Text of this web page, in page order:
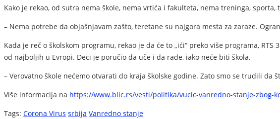
Kako je rekao, od sutra nema škole, nema vrtića i fakulteta, nema treninga, sporta,
– Nema potrebe da objašnjavam zašto, teretane su najgora mesta za zaraze.
Kada je reč o školskom programu, rekao je da će to „ići“ preko više programa,
od najboljih u Evropi. Deci je poručio da uče i da rade, iako neće biti škola.
– Verovatno škole nećemo otvarati do kraja školske godine. Zato smo se trudili
Više informacija na https://www.blic.rs/vesti/politika/vucic-vanredno-stanje-zbog-
Tags: Corona Virus srbija Vanredno stanje